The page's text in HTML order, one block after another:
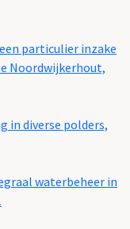
particulier inzake
Noordwijkerhout,
in diverse polders,
waterbeheer in